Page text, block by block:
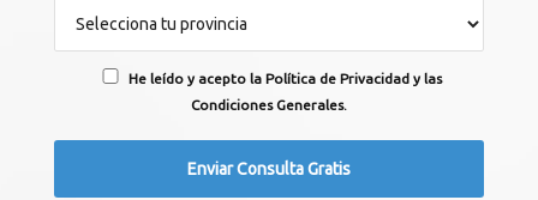
He leído y acepto la Política de Privacidad y las
Condiciones Generales.